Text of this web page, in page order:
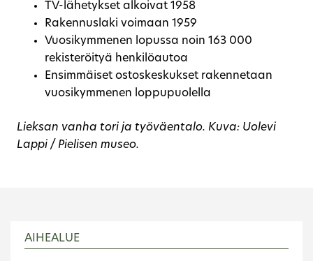
TV-lähetykset alkoivat 1958
Rakennuslaki voimaan 1959
Vuosikymmenen lopussa noin 163 000
rekisteröityä henkilöautoa
Ensimmäiset ostoskeskukset rakennetaan
vuosikymmenen loppupuolella
Lieksan vanha tori ja työväentalo. Kuva: Uolevi
Lappi / Pielisen museo.
AIHEALUE